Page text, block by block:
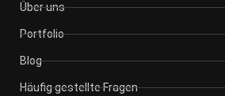
Über uns
Portfolio
Blog
Häufig gestellte Fragen